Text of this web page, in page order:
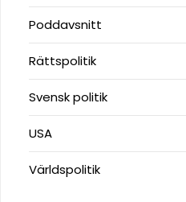
Poddavsnitt
Rättspolitik
Svensk politik
USA
Världspolitik